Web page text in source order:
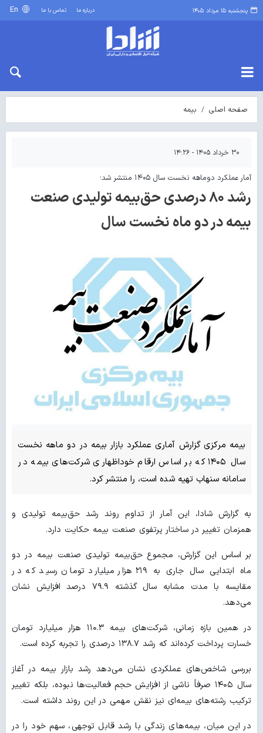
پنجشنبه ۱۵ مرداد ۱۴۰۵ درباره ما تماس با ما
صفحه اصلی بیمه
۳۰ خرداد ۱۴۰۵ - ۱۴:۲۶
آمار عملکرد دوماهه نخست سال ۱۴۰۵ منتشر شد؛
رشد ۸۰ درصدی حق‌بیمه تولیدی صنعت
بیمه در دو ماه نخست سال
بیمه مرکزی گزارش آماری عملکرد بازار بیمه در دو ماهه نخست
سال ۱۴۰۵ که بر اساس ارقام خوداظهاری شرکت‌های بیمه در
سامانه سنهاب تهیه شده است، را منتشر کرد.
به گزارش شادا، این آمار از تداوم روند رشد حق‌بیمه تولیدی و
همزمان تغییر در ساختار پرتفوی صنعت بیمه حکایت دارد.
بر اساس این گزارش، مجموع حق‌بیمه تولیدی صنعت بیمه در دو
ماه ابتدایی سال جاری به ۲۱۹ هزار میلیارد تومان رسید که در
مقایسه با مدت مشابه سال گذشته ۷۹.۹ درصد افزایش نشان
می‌دهد.
در همین بازه زمانی، شرکت‌های بیمه ۱۱۰.۳ هزار میلیارد تومان
خسارت پرداخت کرده‌اند که رشد ۱۳۸.۷ درصدی را تجربه کرده است.
بررسی شاخص‌های عملکردی نشان می‌دهد رشد بازار بیمه در آغاز
سال ۱۴۰۵ صرفاً ناشی از افزایش حجم فعالیت‌ها نبوده، بلکه تغییر
ترکیب رشته‌های بیمه‌ای نیز نقش مهمی در این روند داشته است.
در این میان، بیمه‌های زندگی با رشد قابل توجهی، سهم خود را در